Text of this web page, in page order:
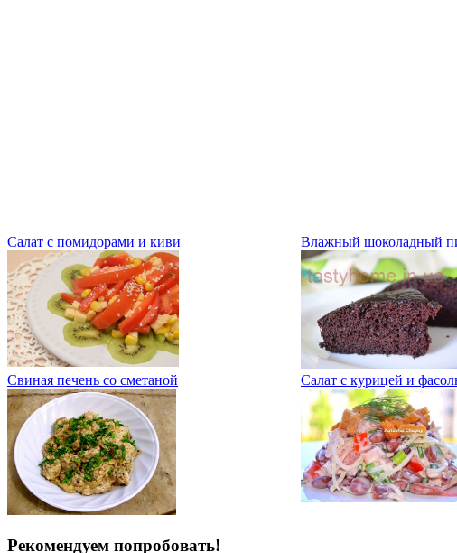
Салат с помидорами и киви Влажный шоколадный
Свиная печень со сметаной Салат с курицей и
Рекомендуем попробовать!